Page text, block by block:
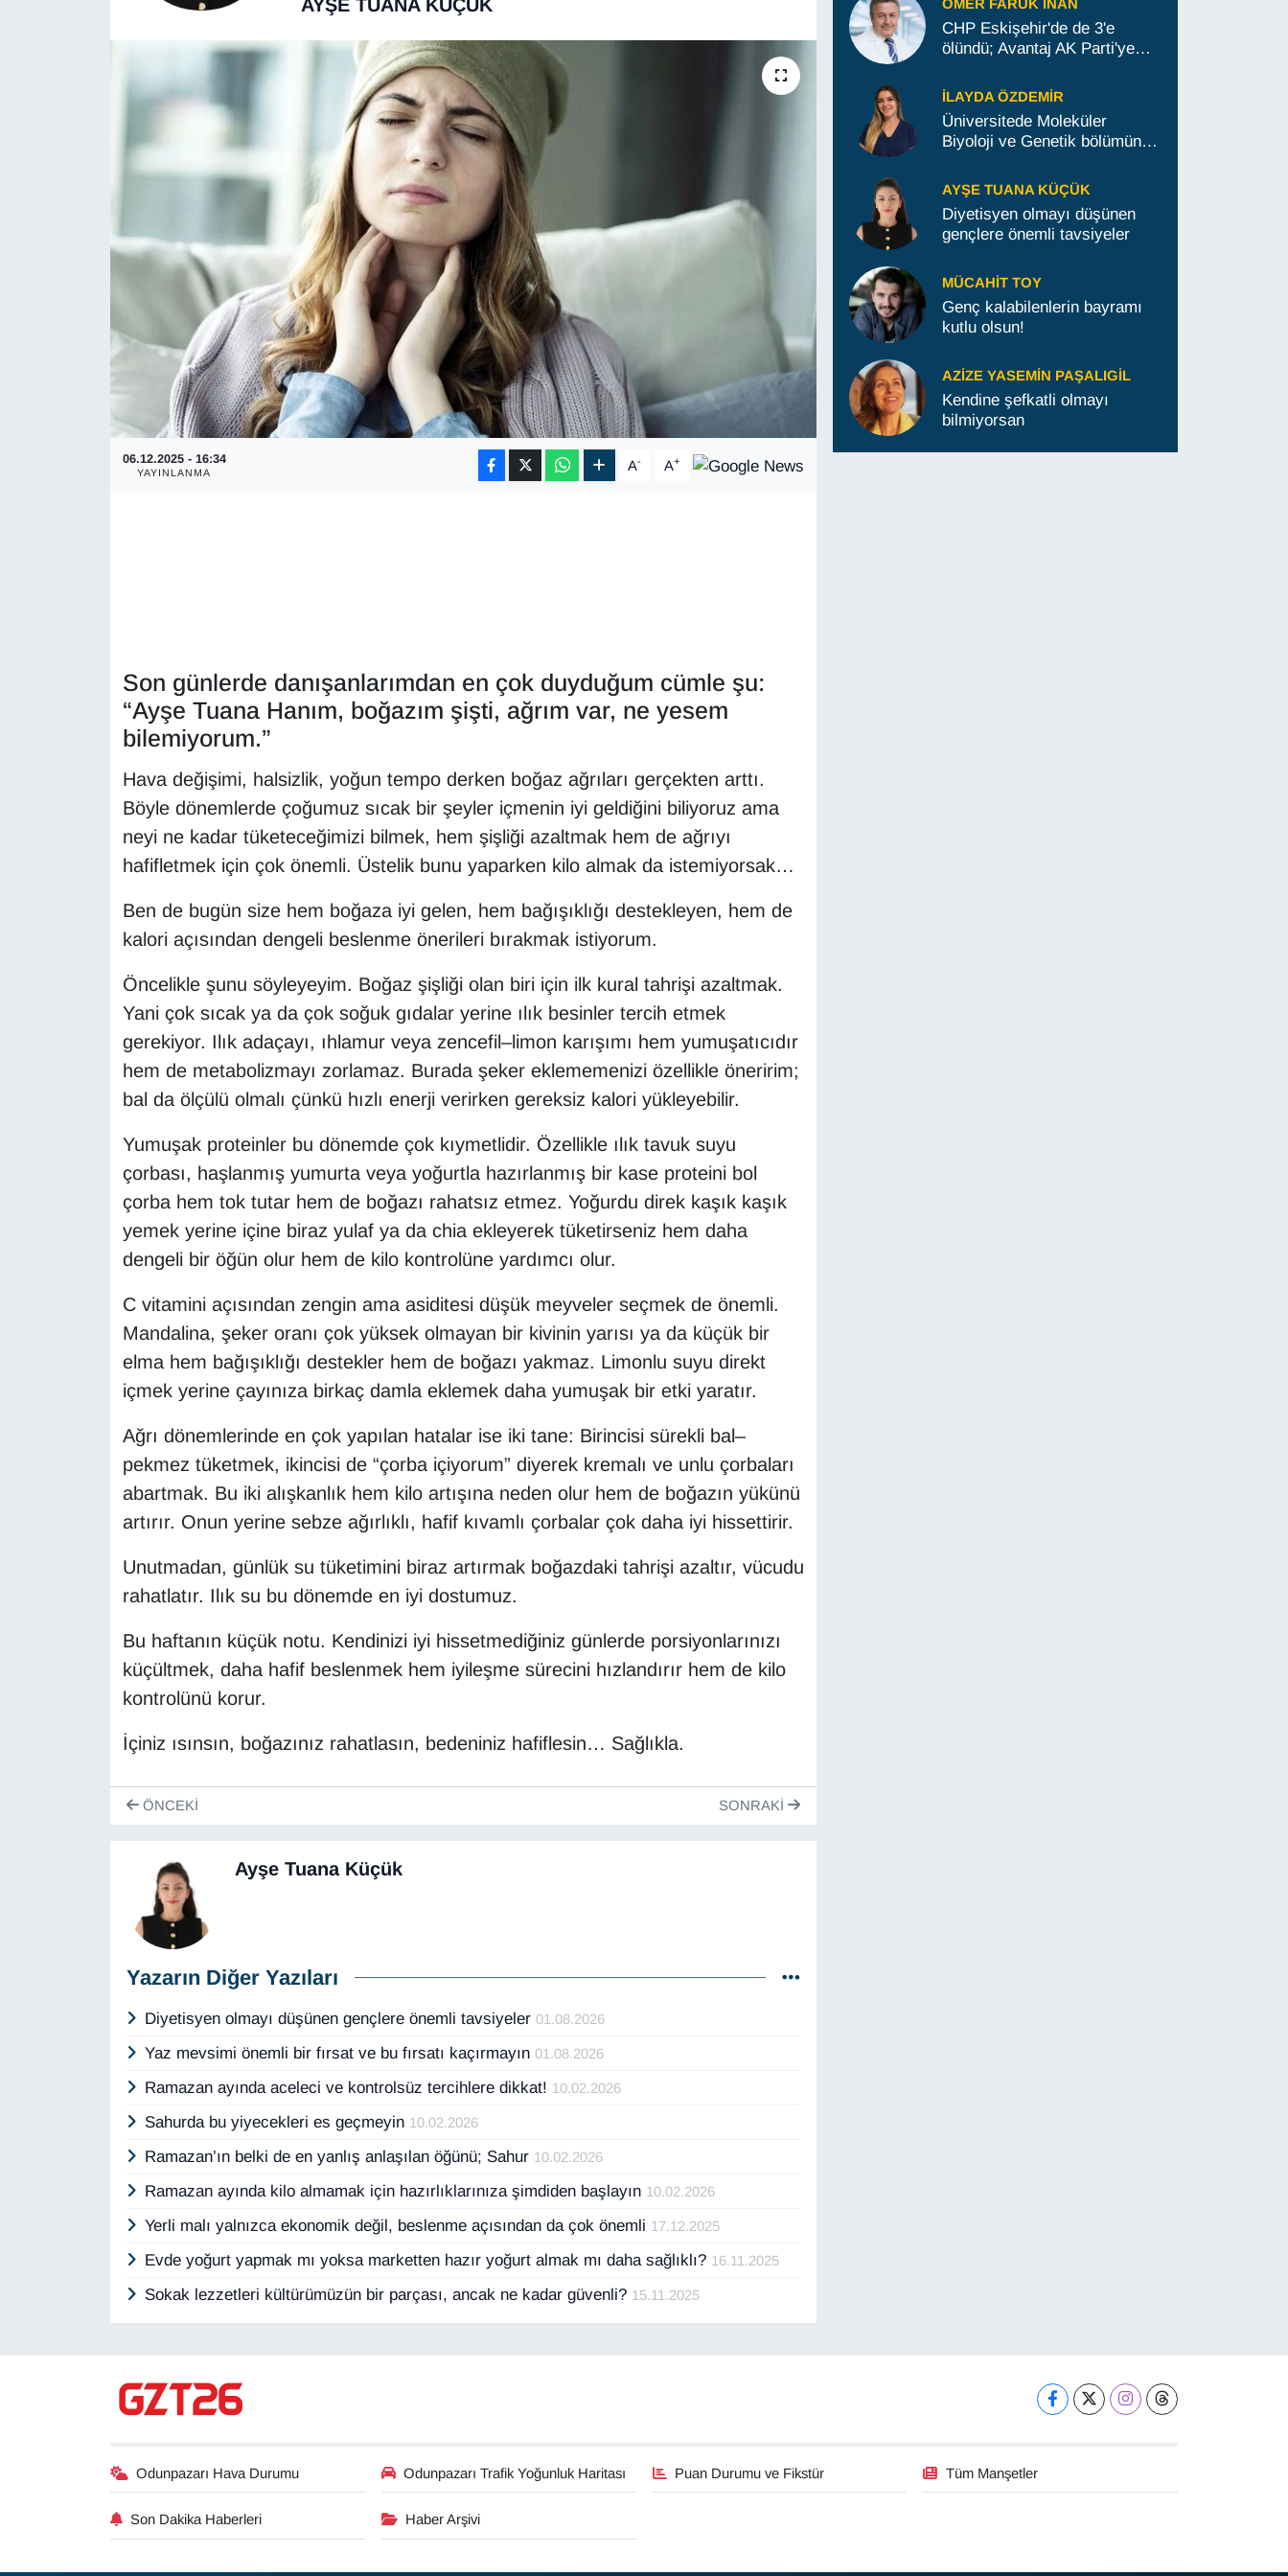
AYŞE TUANA KÜÇÜK
06.12.2025 - 16:34
YAYINLANMA A- A+
Son günlerde danışanlarımdan en çok duyduğum cümle şu:
“Ayşe Tuana Hanım, boğazım şişti, ağrım var, ne yesem
bilemiyorum.”
Hava değişimi, halsizlik, yoğun tempo derken boğaz ağrıları gerçekten arttı.
Böyle dönemlerde çoğumuz sıcak bir şeyler içmenin iyi geldiğini biliyoruz ama
neyi ne kadar tüketeceğimizi bilmek, hem şişliği azaltmak hem de ağrıyı
hafifletmek için çok önemli. Üstelik bunu yaparken kilo almak da istemiyorsak…
Ben de bugün size hem boğaza iyi gelen, hem bağışıklığı destekleyen, hem de
kalori açısından dengeli beslenme önerileri bırakmak istiyorum.
Öncelikle şunu söyleyeyim. Boğaz şişliği olan biri için ilk kural tahrişi azaltmak.
Yani çok sıcak ya da çok soğuk gıdalar yerine ılık besinler tercih etmek
gerekiyor. Ilık adaçayı, ıhlamur veya zencefil–limon karışımı hem yumuşatıcıdır
hem de metabolizmayı zorlamaz. Burada şeker eklememenizi özellikle öneririm;
bal da ölçülü olmalı çünkü hızlı enerji verirken gereksiz kalori yükleyebilir.
Yumuşak proteinler bu dönemde çok kıymetlidir. Özellikle ılık tavuk suyu
çorbası, haşlanmış yumurta veya yoğurtla hazırlanmış bir kase proteini bol
çorba hem tok tutar hem de boğazı rahatsız etmez. Yoğurdu direk kaşık kaşık
yemek yerine içine biraz yulaf ya da chia ekleyerek tüketirseniz hem daha
dengeli bir öğün olur hem de kilo kontrolüne yardımcı olur.
C vitamini açısından zengin ama asiditesi düşük meyveler seçmek de önemli.
Mandalina, şeker oranı çok yüksek olmayan bir kivinin yarısı ya da küçük bir
elma hem bağışıklığı destekler hem de boğazı yakmaz. Limonlu suyu direkt
içmek yerine çayınıza birkaç damla eklemek daha yumuşak bir etki yaratır.
Ağrı dönemlerinde en çok yapılan hatalar ise iki tane: Birincisi sürekli bal–
pekmez tüketmek, ikincisi de “çorba içiyorum” diyerek kremalı ve unlu çorbaları
abartmak. Bu iki alışkanlık hem kilo artışına neden olur hem de boğazın yükünü
artırır. Onun yerine sebze ağırlıklı, hafif kıvamlı çorbalar çok daha iyi hissettirir.
Unutmadan, günlük su tüketimini biraz artırmak boğazdaki tahrişi azaltır, vücudu
rahatlatır. Ilık su bu dönemde en iyi dostumuz.
Bu haftanın küçük notu. Kendinizi iyi hissetmediğiniz günlerde porsiyonlarınızı
küçültmek, daha hafif beslenmek hem iyileşme sürecini hızlandırır hem de kilo
kontrolünü korur.
İçiniz ısınsın, boğazınız rahatlasın, bedeniniz hafiflesin… Sağlıkla.
ÖNCEKI SONRAKI
Ayşe Tuana Küçük
Yazarın Diğer Yazıları
Diyetisyen olmayı düşünen gençlere önemli tavsiyeler01.08.2026
Yaz mevsimi önemli bir fırsat ve bu fırsatı kaçırmayın01.08.2026
Ramazan ayında aceleci ve kontrolsüz tercihlere dikkat! 10.02.2026
Sahurda bu yiyecekleri es geçmeyin 10.02.2026
Ramazan’ın belki de en yanlış anlaşılan öğünü; Sahur 10.02.2026
Ramazan ayında kilo almamak için hazırlıklarınıza şimdiden başlayın 10.02.2026
Yerli malı yalnızca ekonomik değil, beslenme açısından da çok önemli 17.12.2025
Evde yoğurt yapmak mı yoksa marketten hazır yoğurt almak mı daha sağlıklı? 16.11.2025
Sokak lezzetleri kültürümüzün bir parçası, ancak ne kadar güvenli? 15.11.2025
ÖMER FARUK İNAN
CHP Eskişehir'de de 3'e
ölündü; Avantaj AK Parti'ye
İLAYDA ÖZDEMIR
Üniversitede Moleküler
Biyoloji ve Genetik bölümünü
AYŞE TUANA KÜÇÜK
Diyetisyen olmayı düşünen
gençlere önemli tavsiyeler
MÜCAHIT TOY
Genç kalabilenlerin bayramı
kutlu olsun!
AZIZE YASEMIN PAŞALIGIL
Kendine şefkatli olmayı
bilmiyorsan
Odunpazarı Hava Durumu Odunpazarı Trafik Yoğunluk Haritası Puan Durumu ve Fikstür Tüm Manşetler
Son Dakika Haberleri Haber Arşivi